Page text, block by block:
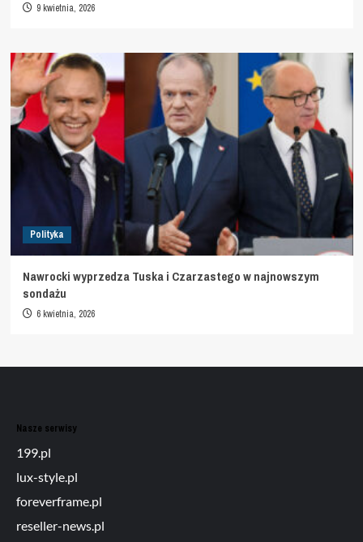
9 kwietnia, 2026
Polityka
Nawrocki wyprzedza Tuska i Czarzastego w najnowszym
sondażu
6 kwietnia, 2026
Nasze serwisy
199.pl
lux-style.pl
foreverframe.pl
reseller-news.pl